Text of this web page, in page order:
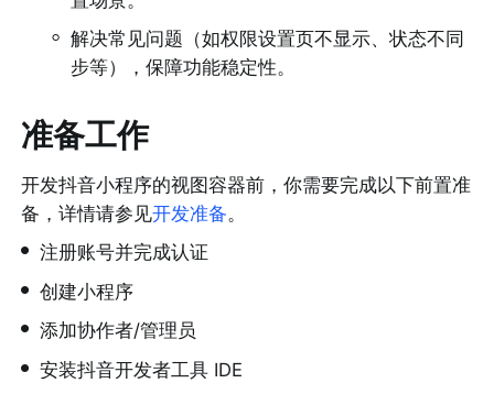
◦ 解决常见问题（如权限设置页不显示、状态不同
步等），保障功能稳定性。
准备工作
开发抖音小程序的视图容器前，你需要完成以下前置准
备，详情请参见开发准备。
• 注册账号并完成认证
• 创建小程序
• 添加协作者/管理员
• 安装抖音开发者工具 IDE